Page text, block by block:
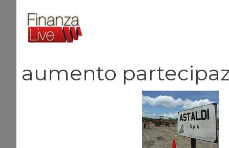
contenuto
aumento